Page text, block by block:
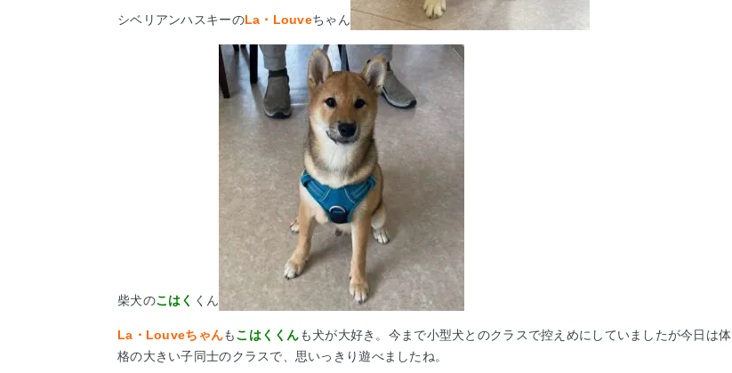
シベリアンハスキーのLa・Louveちゃん
柴犬のこはく くん
La・Louveちゃんもこはくくんも犬が大好き。今まで小型犬とのクラスで控えめにしていましたが今日は体
格の大きい子同士のクラスで、思いっきり遊べましたね。